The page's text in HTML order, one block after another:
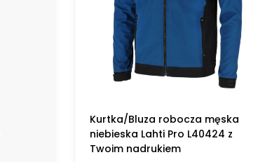
Kurtka/Bluza robocza męska
niebieska Lahti Pro L40424 z
Twoim nadrukiem